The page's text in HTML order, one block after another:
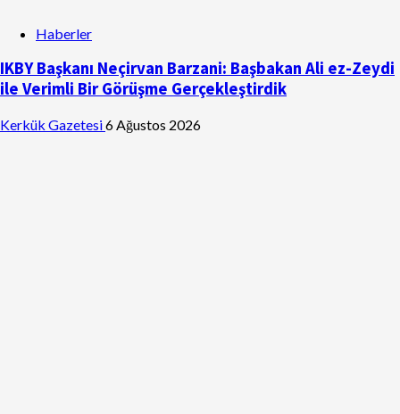
Haberler
IKBY Başkanı Neçirvan Barzani: Başbakan Ali ez-Zeydi
ile Verimli Bir Görüşme Gerçekleştirdik
Kerkük Gazetesi6 Ağustos 2026